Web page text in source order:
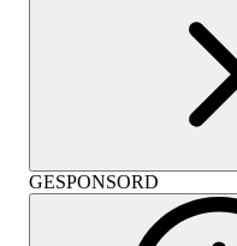
GESPONSORD